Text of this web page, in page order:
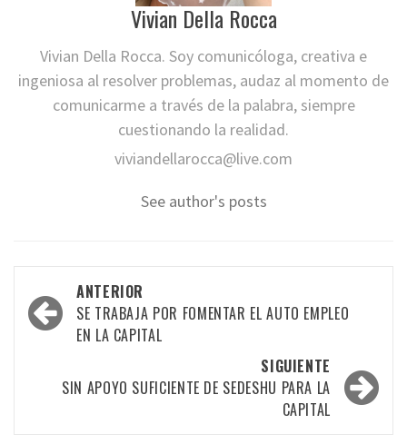
Vivian Della Rocca
Vivian Della Rocca. Soy comunicóloga, creativa e
ingeniosa al resolver problemas, audaz al momento de
comunicarme a través de la palabra, siempre
cuestionando la realidad.
viviandellarocca@live.com
See author's posts
Navegación
por
entradas
ANTERIOR
SE TRABAJA POR FOMENTAR EL AUTO EMPLEO
EN LA CAPITAL
SIGUIENTE
SIN APOYO SUFICIENTE DE SEDESHU PARA LA
CAPITAL